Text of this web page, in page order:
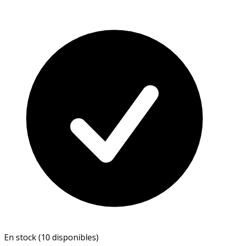
En stock (10 disponibles)